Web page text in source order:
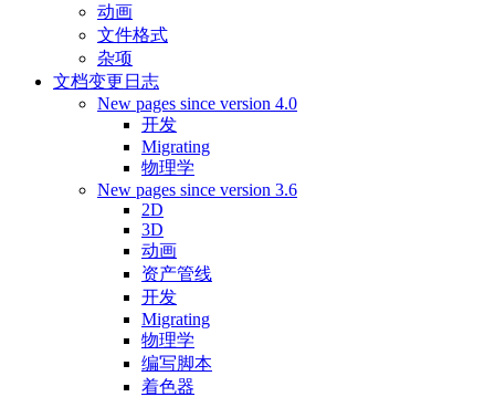
动画
文件格式
杂项
文档变更日志
New pages since version 4.0
开发
Migrating
物理学
New pages since version 3.6
2D
3D
动画
资产管线
开发
Migrating
物理学
编写脚本
着色器